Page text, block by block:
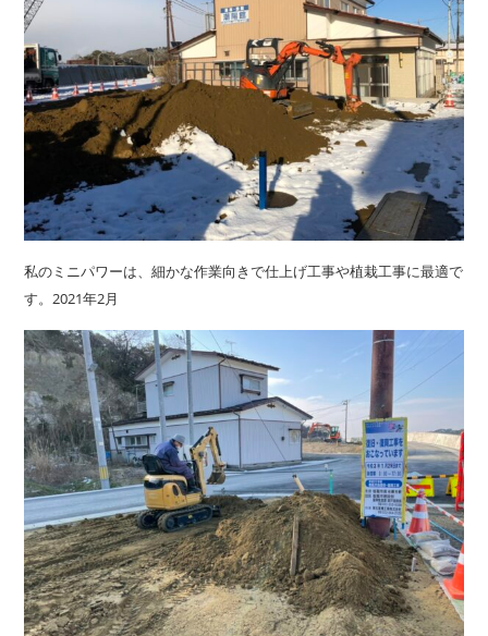
私のミニパワーは、細かな作業向きで仕上げ工事や植栽工事に最適で
す。2021年2月